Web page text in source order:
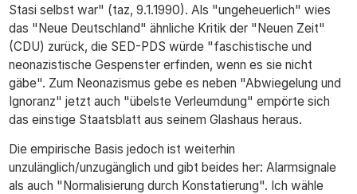
Stasi selbst war" (taz, 9.1.1990). Als "ungeheuerlich" wies
das "Neue Deutschland" ähnliche Kritik der "Neuen Zeit"
(CDU) zurück, die SED-PDS würde "faschistische und
neonazistische Gespenster erfinden, wenn es sie nicht
gäbe". Zum Neonazismus gebe es neben "Abwiegelung und
Ignoranz" jetzt auch "übelste Verleumdung" empörte sich
das einstige Staatsblatt aus seinem Glashaus heraus.
Die empirische Basis jedoch ist weiterhin
unzulänglich/unzugänglich und gibt beides her: Alarmsignale
als auch "Normalisierung durch Konstatierung". Ich wähle